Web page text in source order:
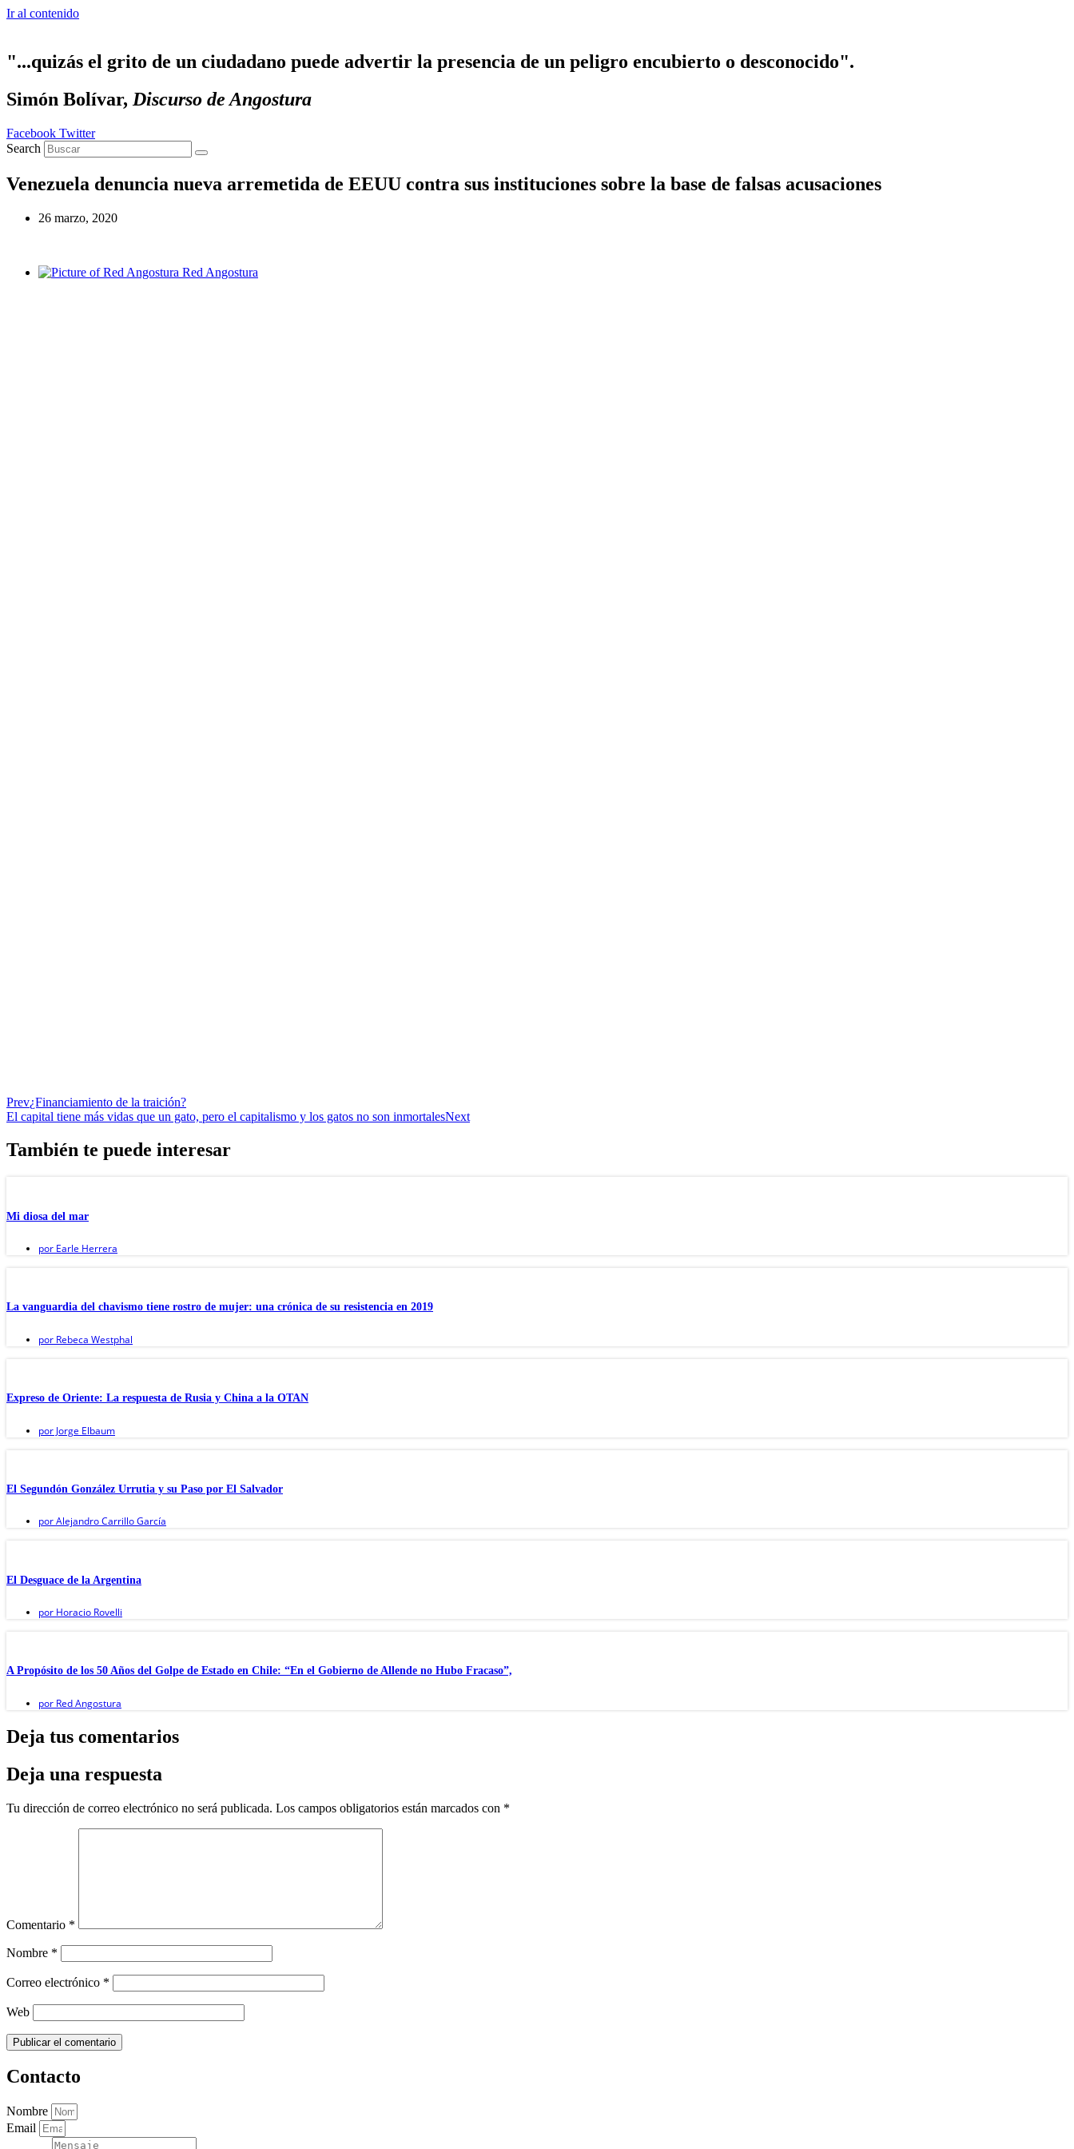
Ir al contenido
"...quizás el grito de un ciudadano puede advertir la presencia de un peligro encubierto o desconocido".
Simón Bolívar, Discurso de Angostura
Facebook Twitter
Search
Venezuela denuncia nueva arremetida de EEUU contra sus instituciones sobre la base de falsas acusaciones
26 marzo, 2020
Red Angostura
Prev¿Financiamiento de la traición?
El capital tiene más vidas que un gato, pero el capitalismo y los gatos no son inmortalesNext
También te puede interesar
Mi diosa del mar
por Earle Herrera
La vanguardia del chavismo tiene rostro de mujer: una crónica de su resistencia en 2019
por Rebeca Westphal
Expreso de Oriente: La respuesta de Rusia y China a la OTAN
por Jorge Elbaum
El Segundón González Urrutia y su Paso por El Salvador
porAlejandro Carrillo García
El Desguace de la Argentina
por Horacio Rovelli
A Propósito de los 50 Años del Golpe de Estado en Chile: “En el Gobierno de Allende no Hubo Fracaso”,
por Red Angostura
Deja tus comentarios
Deja una respuesta
Tu dirección de correo electrónico no será publicada. Los campos obligatorios están marcados con *
Comentario *
Nombre *
Correo electrónico *
Web
Contacto
Nombre
Email